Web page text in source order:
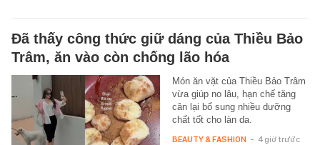
Đã thấy công thức giữ dáng của Thiều Bảo
Trâm, ăn vào còn chống lão hóa
Món ăn vặt của Thiều Bảo Trâm
vừa giúp no lâu, hạn chế tăng
cân lại bổ sung nhiều dưỡng
chất tốt cho làn da.
BEAUTY & FASHION - 4 giờ trước